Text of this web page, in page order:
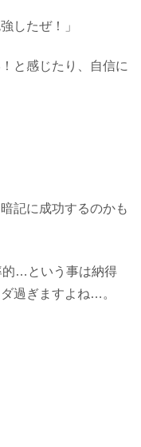
したぜ！」
と感じたり、自信に
記に成功するのかも
的…という事は納得
過ぎますよね…。